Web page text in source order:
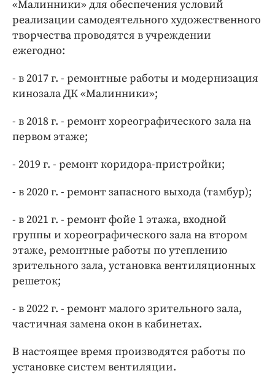
«Малинники» для обеспечения условий
реализации самодеятельного художественного
творчества проводятся в учреждении
ежегодно:
- в 2017 г. - ремонтные работы и модернизация
кинозала ДК «Малинники»;
- в 2018 г. - ремонт хореографического зала на
первом этаже;
- 2019 г. - ремонт коридора-пристройки;
- в 2020 г. - ремонт запасного выхода (тамбур);
- в 2021 г. - ремонт фойе 1 этажа, входной
группы и хореографического зала на втором
этаже, ремонтные работы по утеплению
зрительного зала, установка вентиляционных
решеток;
- в 2022 г. - ремонт малого зрительного зала,
частичная замена окон в кабинетах.
В настоящее время производятся работы по
установке систем вентиляции.